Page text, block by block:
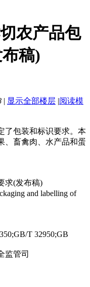
农产品包
稿)
| 显示全部楼层 |阅读模
了包装和标识要求。本
、畜禽肉、水产品和蛋
求(发布稿)
and labelling of
T 32950;GB
监管司